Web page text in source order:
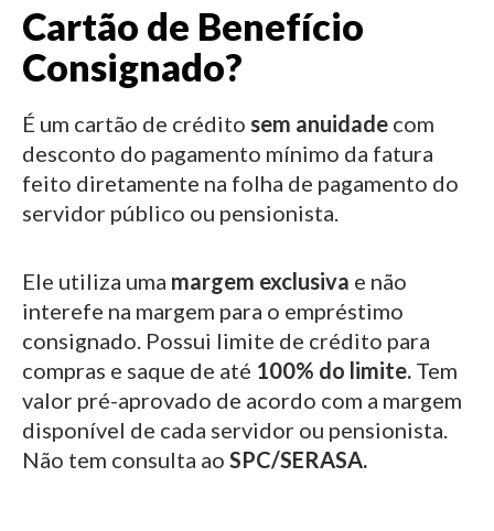
Cartão de Benefício
Consignado?
É um cartão de crédito sem anuidade com
desconto do pagamento mínimo da fatura
feito diretamente na folha de pagamento do
servidor público ou pensionista.
Ele utiliza uma margem exclusiva e não
interefe na margem para o empréstimo
consignado. Possui limite de crédito para
compras e saque de até 100% do limite. Tem
valor pré-aprovado de acordo com a margem
disponível de cada servidor ou pensionista.
Não tem consulta ao SPC/SERASA.